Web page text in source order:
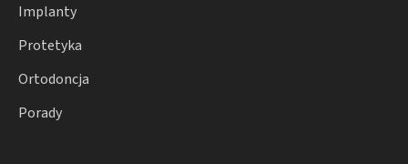
Implanty
Protetyka
Ortodoncja
Porady